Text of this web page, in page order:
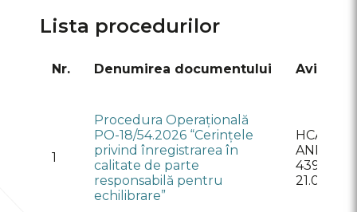
Lista procedurilor
Nr. Denumirea documentului Avizat
1
Procedura Operațională
PO-18/54.2026 “Cerințele
privind înregistrarea în
calitate de parte
responsabilă pentru
echilibrare”
HCA al
ANRE nr.
439 din